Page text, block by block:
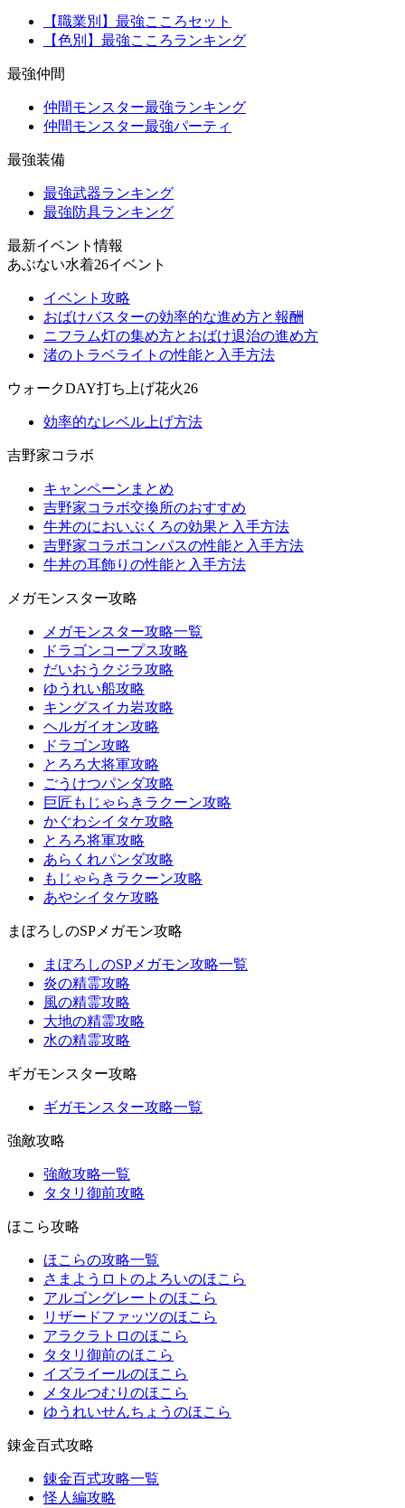
【職業別】最強こころセット
【色別】最強こころランキング
最強仲間
仲間モンスター最強ランキング
仲間モンスター最強パーティ
最強装備
最強武器ランキング
最強防具ランキング
最新イベント情報
あぶない水着26イベント
イベント攻略
おばけバスターの効率的な進め方と報酬
ニフラム灯の集め方とおばけ退治の進め方
渚のトラベライトの性能と入手方法
ウォークDAY打ち上げ花火26
効率的なレベル上げ方法
吉野家コラボ
キャンペーンまとめ
吉野家コラボ交換所のおすすめ
牛丼のにおいぶくろの効果と入手方法
吉野家コラボコンパスの性能と入手方法
牛丼の耳飾りの性能と入手方法
メガモンスター攻略
メガモンスター攻略一覧
ドラゴンコープス攻略
だいおうクジラ攻略
ゆうれい船攻略
キングスイカ岩攻略
ヘルガイオン攻略
ドラゴン攻略
とろろ大将軍攻略
ごうけつパンダ攻略
巨匠もじゃらきラクーン攻略
かぐわシイタケ攻略
とろろ将軍攻略
あらくれパンダ攻略
もじゃらきラクーン攻略
あやシイタケ攻略
まぼろしのSPメガモン攻略
まぼろしのSPメガモン攻略一覧
炎の精霊攻略
風の精霊攻略
大地の精霊攻略
水の精霊攻略
ギガモンスター攻略
ギガモンスター攻略一覧
強敵攻略
強敵攻略一覧
タタリ御前攻略
ほこら攻略
ほこらの攻略一覧
さまようロトのよろいのほこら
アルゴングレートのほこら
リザードファッツのほこら
アラクラトロのほこら
タタリ御前のほこら
イズライールのほこら
メタルつむりのほこら
ゆうれいせんちょうのほこら
錬金百式攻略
錬金百式攻略一覧
怪人編攻略